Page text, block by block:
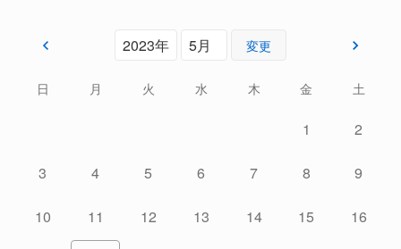
変更
日 月 火 水 木 金 土
1 2
3 4 5 6 7 8 9
10 11 12 13 14 15 16